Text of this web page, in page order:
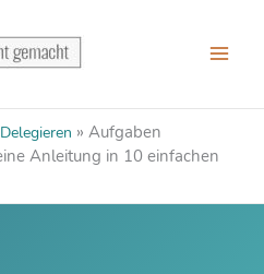
Delegieren » Aufgaben
Anleitung in 10 einfachen